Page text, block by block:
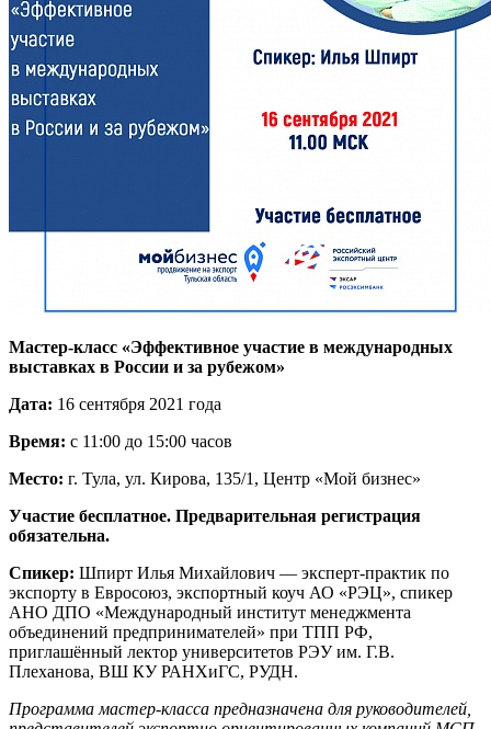
Мастер-класс «Эффективное участие в международных
выставках в России и за рубежом»
Дата: 16 сентября 2021 года
Время: с 11:00 до 15:00 часов
Место: г. Тула, ул. Кирова, 135/1, Центр «Мой бизнес»
Участие бесплатное. Предварительная регистрация
обязательна.
Спикер: Шпирт Илья Михайлович — эксперт-практик по
экспорту в Евросоюз, экспортный коуч АО «РЭЦ», спикер
АНО ДПО «Международный институт менеджмента
объединений предпринимателей» при ТПП РФ,
приглашённый лектор университетов РЭУ им. Г.В.
Плеханова, ВШ КУ РАНХиГС, РУДН.
Программа мастер-класса предназначена для руководителей,